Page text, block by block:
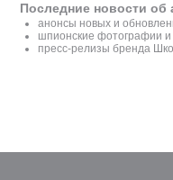
Последние новости об
анонсы новых и
шпионские фотографии
пресс-релизы бренда